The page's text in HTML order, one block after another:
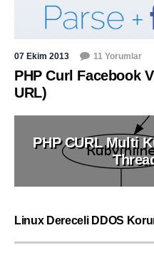
07 Ekim 2013 11 Yorumlar
PHP Curl Facebook
URL)
PHP CURL Multi
Linux Dereceli DDOS